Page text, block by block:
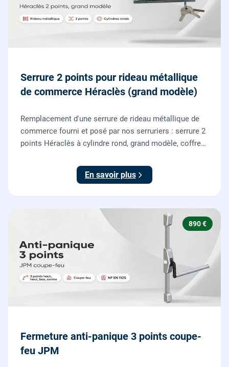
Serrure 2 points pour rideau métallique
de commerce Héraclès (grand modèle)
Remplacement d'une serrure de rideau métallique de
commerce fourni et posé par nos serruriers : serrure 2
points Héraclès à cylindre rond, grand modèle, coffre
des deux points de verrouillage.
En savoir plus
890 €
Fermeture anti-panique 3 points coupe-
feu JPM